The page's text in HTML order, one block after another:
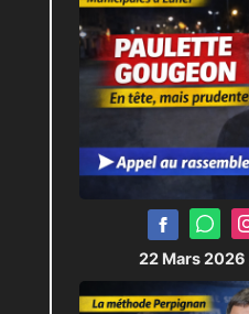
22 Mars 2026